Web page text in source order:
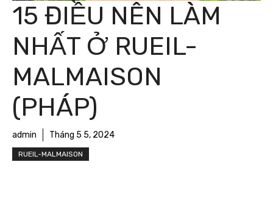
15 ĐIỀU NÊN LÀM
NHẤT Ở RUEIL-
MALMAISON
(PHÁP)
admin Tháng 5 5, 2024
RUEIL-MALMAISON